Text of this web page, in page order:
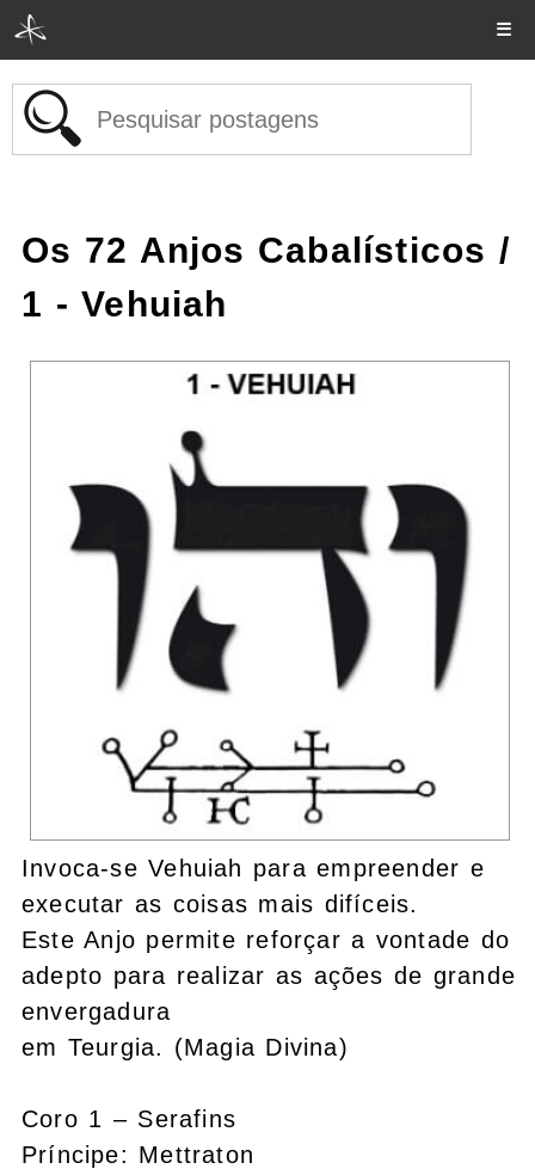
☰
Os 72 Anjos Cabalísticos /
1 - Vehuiah
Invoca-se Vehuiah para empreender e
executar as coisas mais difíceis.
Este Anjo permite reforçar a vontade do
adepto para realizar as ações de grande
envergadura
em Teurgia. (Magia Divina)
Coro 1 – Serafins
Príncipe: Mettraton